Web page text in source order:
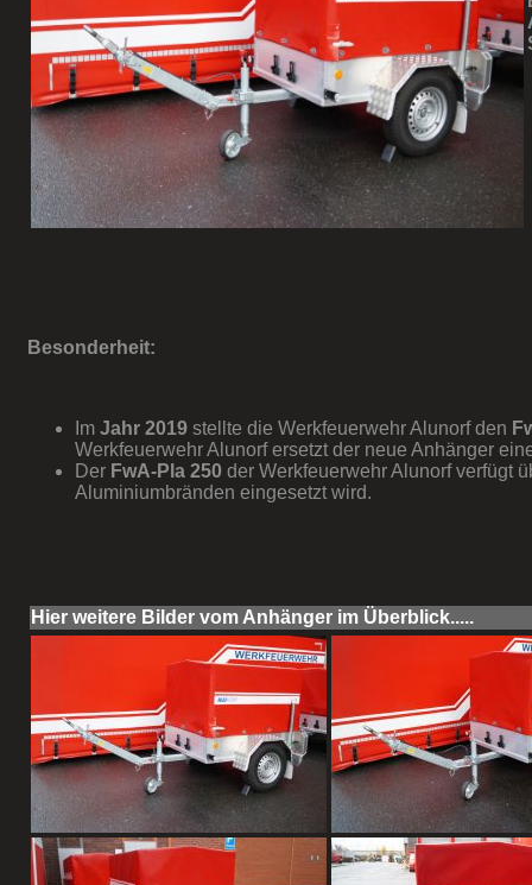
Besonderheit:
Im Jahr 2019 stellte die Werkfeuerwehr Alunorf den
Werkfeuerwehr Alunorf ersetzt der neue Anhänger
Der FwA-Pla 250 der Werkfeuerwehr Alunorf verfügt
Aluminiumbränden eingesetzt wird.
Hier weitere Bilder vom Anhänger im Überblick.....